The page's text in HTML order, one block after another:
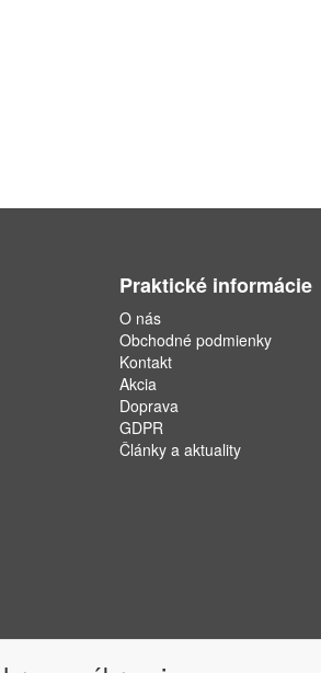
Praktické informácie
O nás
Obchodné podmienky
Kontakt
Akcia
Doprava
GDPR
Články a aktuality